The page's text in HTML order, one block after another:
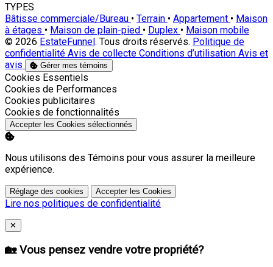
TYPES
Bâtisse commerciale/Bureau • Terrain • Appartement • Maison
à étages • Maison de plain-pied • Duplex • Maison mobile
© 2026 EstateFunnel . Tous droits réservés. Politique de
confidentialité Avis de collecte Conditions d’utilisation Avis et
avis
Gérer mes témoins
Activer
Cookies Essentiels
Activer
Cookies de Performances
Activer
Cookies publicitaires
Activer
Cookies de fonctionnalités
Accepter les Cookies sélectionnés
Nous utilisons des Témoins pour vous assurer la meilleure
expérience.
Réglage des cookies Accepter les Cookies
Lire nos politiques de confidentialité
Close
✕
🏡 Vous pensez vendre votre propriété?